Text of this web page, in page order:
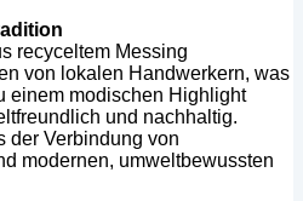
recyceltem Messing
von lokalen Handwerkern, was
einem modischen Highlight
und nachhaltig.
der Verbindung von
modernen, umweltbewussten